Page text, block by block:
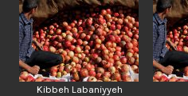
Kibbeh Labaniyyeh